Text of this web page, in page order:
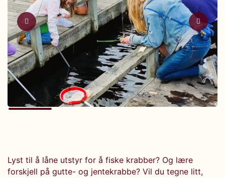
Lyst til å låne utstyr for å fiske krabber? Og lære
forskjell på gutte- og jentekrabbe? Vil du tegne litt,